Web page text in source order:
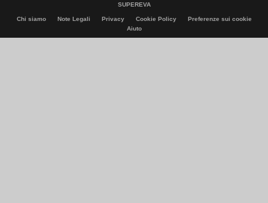
SUPEREVA
Chi siamo Note Legali Privacy Cookie Policy
Preferenze sui cookie
Aiuto